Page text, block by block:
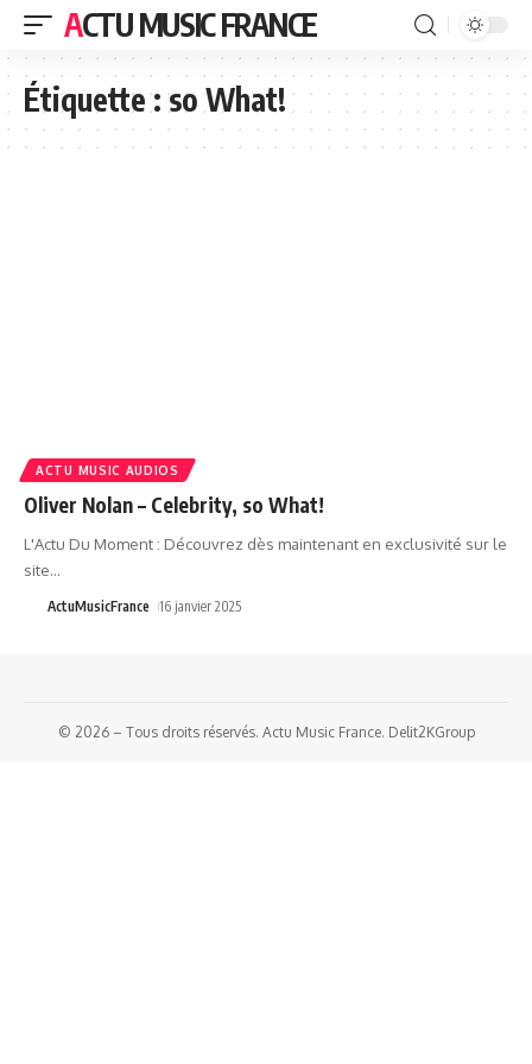
ACTU MUSIC FRANCE
Étiquette :so What!
ACTU MUSIC AUDIOS
Oliver Nolan – Celebrity, so What!
L'Actu Du Moment : Découvrez dès maintenant en exclusivité sur le
site…
ActuMusicFrance 16 janvier 2025
© 2026 – Tous droits réservés. Actu Music France. Delit2KGroup